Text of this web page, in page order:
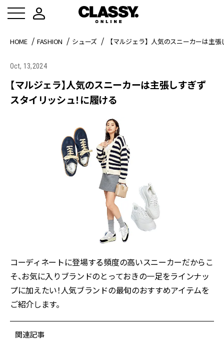
HOME FASHION シューズ 【マルジェラ】人気のスニーカーは主
Oct, 13,2024
【マルジェラ】人気のスニーカーは主張しすぎず
スタイリッシュ！に履ける
コーディネートに登場する頻度の高いスニーカーだからこ
そ、お気に入りブランドのとっておきの一足をラインナッ
プに加えたい！人気ブランドの最旬のおすすめアイテムを
ご紹介します。
関連記事